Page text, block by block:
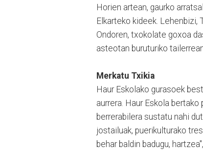
Horien artean, gaurko
Elkarteko kideek.
Ondoren, txokolate goxoa
asteotan buruturiko
Merkatu Txikia
Haur Eskolako gurasoek
aurrera. Haur Eskola
berrerabilera sustatu nahi
jostailuak, puerikulturako
behar baldin badugu,